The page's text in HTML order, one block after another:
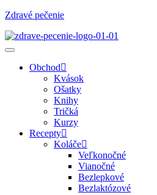
Zdravé pečenie
Obchod
Kvások
Ošatky
Knihy
Tričká
Kurzy
Recepty
Koláče
Veľkonočné
Vianočné
Bezlepkové
Bezlaktózové